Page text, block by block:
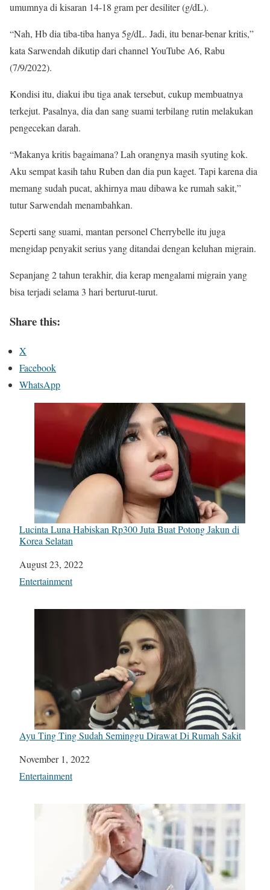
umumnya di kisaran 14-18 gram per desiliter (g/dL).
“Nah, Hb dia tiba-tiba hanya 5g/dL. Jadi, itu benar-benar kritis,”
kata Sarwendah dikutip dari channel YouTube A6, Rabu
(7/9/2022).
Kondisi itu, diakui ibu tiga anak tersebut, cukup membuatnya
terkejut. Pasalnya, dia dan sang suami terbilang rutin melakukan
pengecekan darah.
“Makanya kritis bagaimana? Lah orangnya masih syuting kok.
Aku sempat kasih tahu Ruben dan dia pun kaget. Tapi karena dia
memang sudah pucat, akhirnya mau dibawa ke rumah sakit,”
tutur Sarwendah menambahkan.
Seperti sang suami, mantan personel Cherrybelle itu juga
mengidap penyakit serius yang ditandai dengan keluhan migrain.
Sepanjang 2 tahun terakhir, dia kerap mengalami migrain yang
bisa terjadi selama 3 hari berturut-turut.
Share this:
X
Facebook
WhatsApp
Lucinta Luna Habiskan Rp300 Juta Buat Potong Jakun di
Korea Selatan
Date
August 23, 2022
In relation to
Entertainment
Ayu Ting Ting Sudah Seminggu Dirawat Di Rumah Sakit
Date
November 1, 2022
In relation to
Entertainment